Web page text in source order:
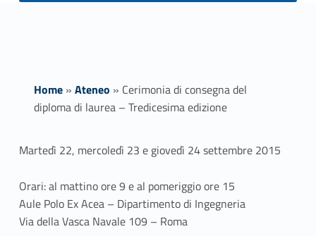
Home» Ateneo » Cerimonia di consegna del
diploma di laurea – Tredicesima edizione
C
e
r
Martedì 22, mercoledì 23 e giovedì 24 settembre 2015
Orari: al mattino ore 9 e al pomeriggio ore 15
Aule Polo Ex Acea – Dipartimento di Ingegneria
Via della Vasca Navale 109 – Roma